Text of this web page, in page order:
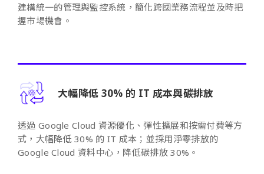
建構統一的管理與監控系統，簡化跨國業務流程並及時把
握市場機會。
大幅降低 30% 的 IT 成本與碳排放
透過 Google Cloud 資源優化、彈性擴展和按需付費等方
式，大幅降低 30% 的 IT 成本；並採用淨零排放的
Google Cloud 資料中心，降低碳排放 30%。